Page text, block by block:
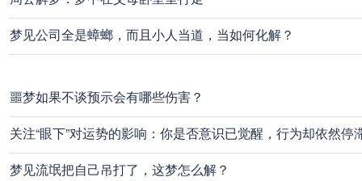
梦见公司全是蟑螂，而且小人当道，当如何化解？
噩梦如果不谈预示会有哪些伤害？
关注“眼下”对运势的影响：你是否意识已觉醒，行为却依然停
梦见流氓把自己吊打了，这梦怎么解？